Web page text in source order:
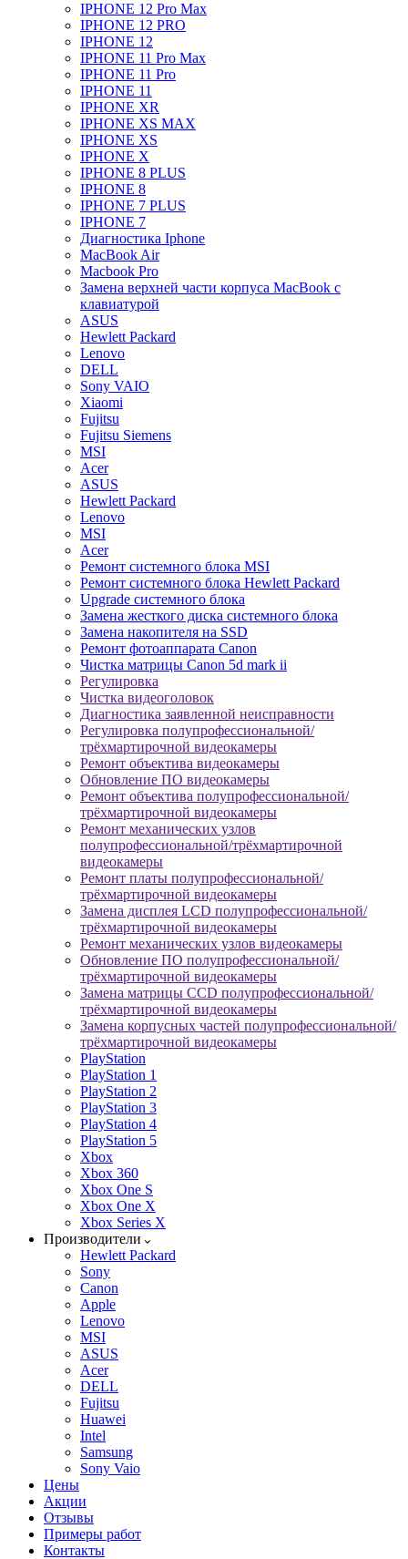
IPHONE 12 Pro Max
IPHONE 12 PRO
IPHONE 12
IPHONE 11 Pro Max
IPHONE 11 Pro
IPHONE 11
IPHONE XR
IPHONE XS MAX
IPHONE XS
IPHONE X
IPHONE 8 PLUS
IPHONE 8
IPHONE 7 PLUS
IPHONE 7
Диагностика Iphone
MacBook Air
Macbook Pro
Замена верхней части корпуса MacBook с
клавиатурой
ASUS
Hewlett Packard
Lenovo
DELL
Sony VAIO
Xiaomi
Fujitsu
Fujitsu Siemens
MSI
Acer
ASUS
Hewlett Packard
Lenovo
MSI
Acer
Ремонт системного блока MSI
Ремонт системного блока Hewlett Packard
Upgrade системного блока
Замена жесткого диска системного блока
Замена накопителя на SSD
Ремонт фотоаппарата Canon
Чистка матрицы Canon 5d mark ii
Регулировка
Чистка видеоголовок
Диагностика заявленной неисправности
Регулировка полупрофессиональной/
трёхмартирочной видеокамеры
Ремонт объектива видеокамеры
Обновление ПО видеокамеры
Ремонт объектива полупрофессиональной/
трёхмартирочной видеокамеры
Ремонт механических узлов
полупрофессиональной/трёхмартирочной
видеокамеры
Ремонт платы полупрофессиональной/
трёхмартирочной видеокамеры
Замена дисплея LCD полупрофессиональной/
трёхмартирочной видеокамеры
Ремонт механических узлов видеокамеры
Обновление ПО полупрофессиональной/
трёхмартирочной видеокамеры
Замена матрицы CCD полупрофессиональной/
трёхмартирочной видеокамеры
Замена корпусных частей полупрофессиональной/
трёхмартирочной видеокамеры
PlayStation
PlayStation 1
PlayStation 2
PlayStation 3
PlayStation 4
PlayStation 5
Xbox
Xbox 360
Xbox One S
Xbox One X
Xbox Series X
Производители
Hewlett Packard
Sony
Canon
Apple
Lenovo
MSI
ASUS
Acer
DELL
Fujitsu
Huawei
Intel
Samsung
Sony Vaio
Цены
Акции
Отзывы
Примеры работ
Контакты